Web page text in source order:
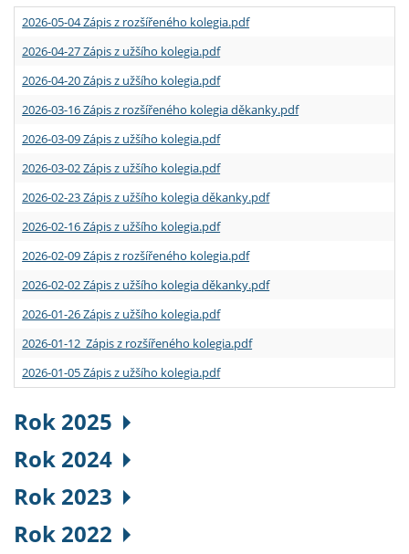
2026-05-04 Zápis z rozšířeného kolegia.pdf
2026-04-27 Zápis z užšího kolegia.pdf
2026-04-20 Zápis z užšího kolegia.pdf
2026-03-16 Zápis z rozšířeného kolegia děkanky.pdf
2026-03-09 Zápis z užšího kolegia.pdf
2026-03-02 Zápis z užšího kolegia.pdf
2026-02-23 Zápis z užšího kolegia děkanky.pdf
2026-02-16 Zápis z užšího kolegia.pdf
2026-02-09 Zápis z rozšířeného kolegia.pdf
2026-02-02 Zápis z užšího kolegia děkanky.pdf
2026-01-26 Zápis z užšího kolegia.pdf
2026-01-12 Zápis z rozšířeného kolegia.pdf
2026-01-05 Zápis z užšího kolegia.pdf
Rok 2025
Rok 2024
Rok 2023
Rok 2022